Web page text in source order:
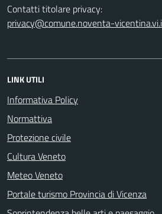
Contatti titolare privacy:
privacy@comune.noventa-
LINK UTILI
Informativa Policy
Normattiva
Protezione civile
Cultura Veneto
Meteo Veneto
Portale turismo Provincia di Vicenza